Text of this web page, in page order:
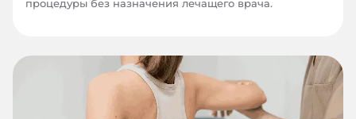
процедуры без назначения лечащего врача.